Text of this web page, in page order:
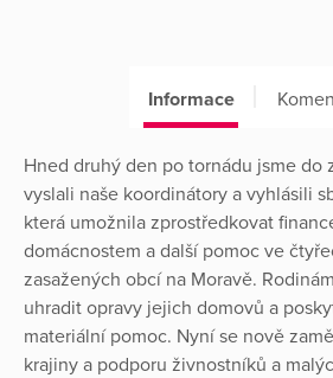
Informace
Hned druhý den po tornádu jsme do
vyslali naše koordinátory a vyhlásili
která umožnila zprostředkovat
domácnostem a další pomoc ve
zasažených obcí na Moravě.
uhradit opravy jejich domovů a
materiální pomoc. Nyní se nově
krajiny a podporu živnostníků a